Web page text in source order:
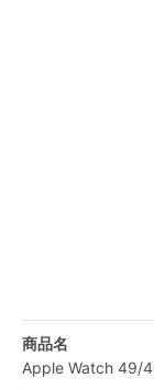
商品名
Apple Watch 49/